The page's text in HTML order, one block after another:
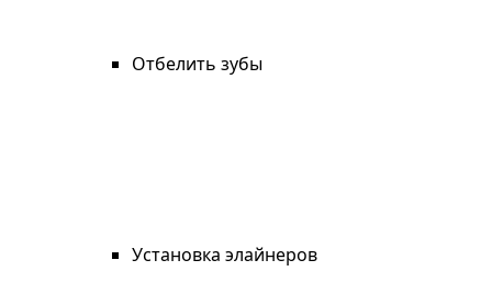
Отбелить зубы
Установка элайнеров